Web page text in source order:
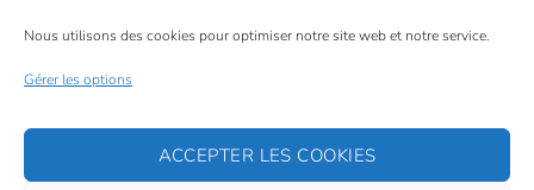
Nous utilisons des cookies pour optimiser notre site web et notre service.
Gérer les options
ACCEPTER LES COOKIES
33 avenue d’Albi